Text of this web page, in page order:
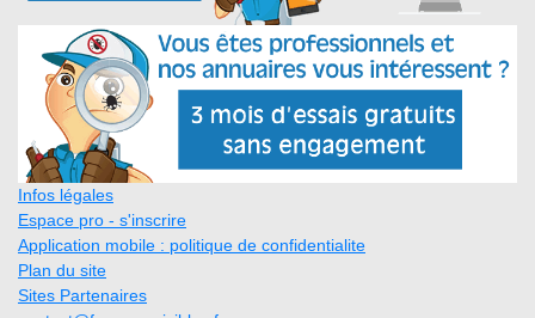
Infos légales
Espace pro - s'inscrire
Application mobile : politique de confidentialite
Plan du site
Sites Partenaires